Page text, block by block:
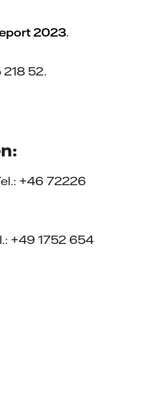
2023.
52.
+46 72226
+49 1752 654